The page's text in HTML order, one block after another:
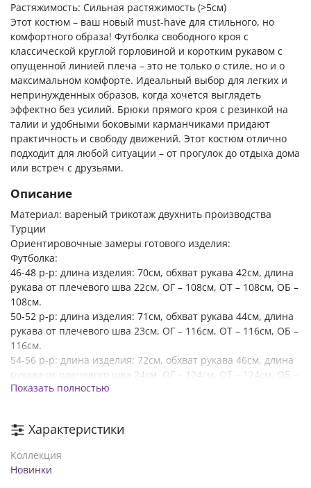
Растяжимость: Сильная растяжимость (>5см)
Этот костюм – ваш новый must-have для стильного, но
комфортного образа! Футболка свободного кроя с
классической круглой горловиной и коротким рукавом с
опущенной линией плеча – это не только о стиле, но и о
максимальном комфорте. Идеальный выбор для легких и
непринужденных образов, когда хочется выглядеть
эффектно без усилий. Брюки прямого кроя с резинкой на
талии и удобными боковыми карманчиками придают
практичность и свободу движений. Этот костюм отлично
подходит для любой ситуации – от прогулок до отдыха дома
или встреч с друзьями.
Описание
Материал: вареный трикотаж двухнить производства
Турции
Ориентировочные замеры готового изделия:
Футболка:
46-48 р-р: длина изделия: 70см, обхват рукава 42см, длина
рукава от плечевого шва 22см, ОГ – 108см, ОТ – 108см, OБ –
108см.
50-52 р-р: длина изделия: 71см, обхват рукава 44см, длина
рукава от плечевого шва 23см, ОГ – 116см, ОТ – 116см, OБ –
116см.
54-56 р-р: длина изделия: 72см, обхват рукава 46см, длина
рукава от плечевого шва 24см, ОГ – 124см, ОТ – 124см, OБ –
124см.
132см.
рукава от плечевого шва 26см, ОГ – 140см, ОТ – 140см, OБ –
140см.
Показать полностью
Характеристики
Коллекция
Новинки